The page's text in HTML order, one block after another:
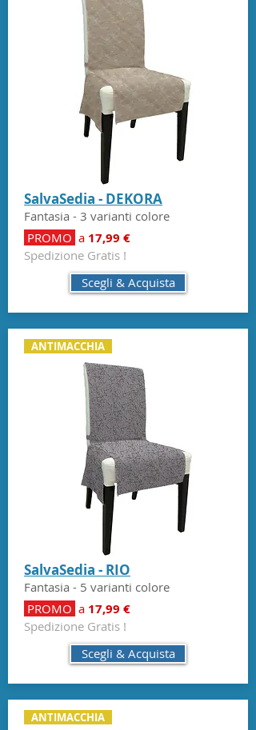
SalvaSedia - DEKORA
Fantasia - 3 varianti colore
PROMO a 17,99 €
Spedizione Gratis !
Scegli & Acquista
ANTIMACCHIA
SalvaSedia - RIO
Fantasia - 5 varianti colore
PROMO a 17,99 €
Spedizione Gratis !
Scegli & Acquista
ANTIMACCHIA